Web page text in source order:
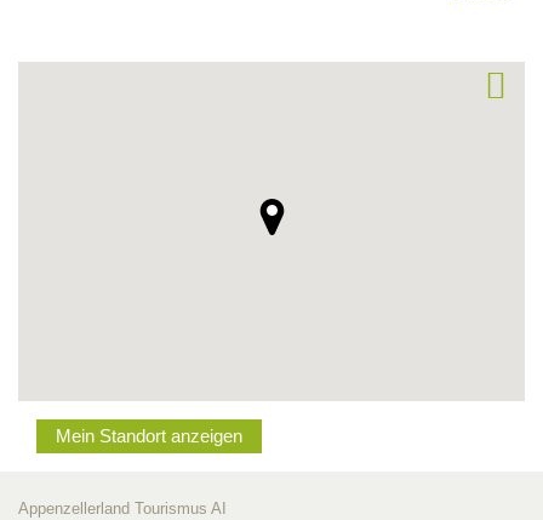
Mein Standort anzeigen
Appenzellerland Tourismus AI